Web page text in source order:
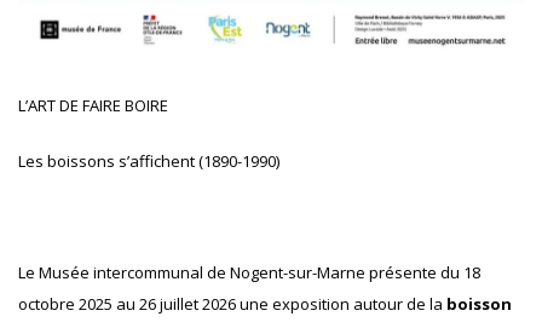
L’ART DE FAIRE BOIRE
Les boissons s’affichent (1890-1990)
Le Musée intercommunal de Nogent-sur-Marne présente du 18
octobre 2025 au 26 juillet 2026 une exposition autour de la boisson